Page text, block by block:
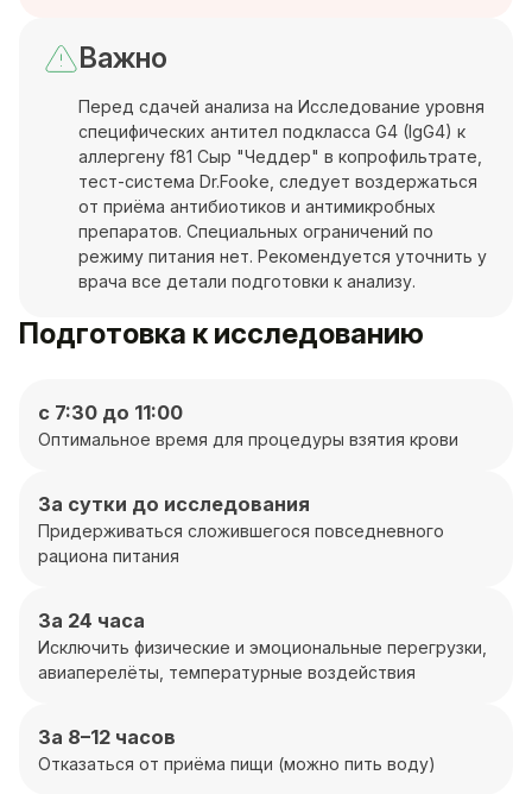
Важно
Перед сдачей анализа на Исследование уровня
специфических антител подкласса G4 (IgG4) к
аллергену f81 Сыр "Чеддер" в копрофильтрате,
тест-система Dr.Fooke, следует воздержаться
от приёма антибиотиков и антимикробных
препаратов. Специальных ограничений по
режиму питания нет. Рекомендуется уточнить у
врача все детали подготовки к анализу.
Подготовка к исследованию
с 7:30 до 11:00
Оптимальное время для процедуры взятия крови
За сутки до исследования
Придерживаться сложившегося повседневного
рациона питания
За 24 часа
Исключить физические и эмоциональные перегрузки,
авиаперелёты, температурные воздействия
За 8–12 часов
Отказаться от приёма пищи (можно пить воду)